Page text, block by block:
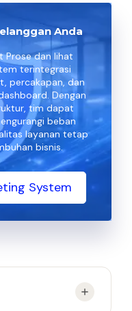
Anda
Prose dan lihat
terintegrasi
percakapan, dan
Dengan
tim dapat
beban
layanan tetap
bisnis.
System